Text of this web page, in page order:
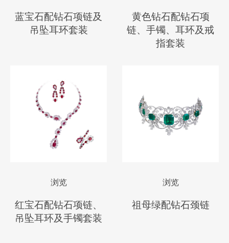
蓝宝石配钻石项链及
吊坠耳环套装
黄色钻石配钻石项
链、手镯、耳环及戒
指套装
浏览
红宝石配钻石项链、
吊坠耳环及手镯套装
浏览
祖母绿配钻石颈链